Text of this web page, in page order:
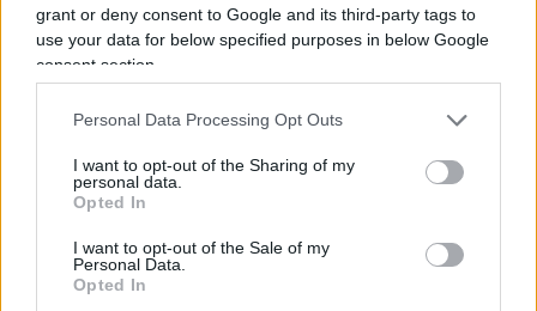
grant or deny consent to Google and its third-party tags to
use your data for below specified purposes in below Google
consent section.
Personal Data Processing Opt Outs
I want to opt-out of the Sharing of my
personal data.
Opted In
I want to opt-out of the Sale of my
Personal Data.
Opted In
Oppure, si ricordi di Francesco Ferlaino,
assassinato nel 1975 quandopresiedeva un
procedimento contro la mafia siciliana
, in
ancora, Bruno Caccia, ucciso dai boss calabresi
nel 1983 per essersi messo sulle tracce di due
narcotrafficanti, Rocco Schirripa e Domenico
Belfiore, in un’inchiesta contro le Brigate Rosse